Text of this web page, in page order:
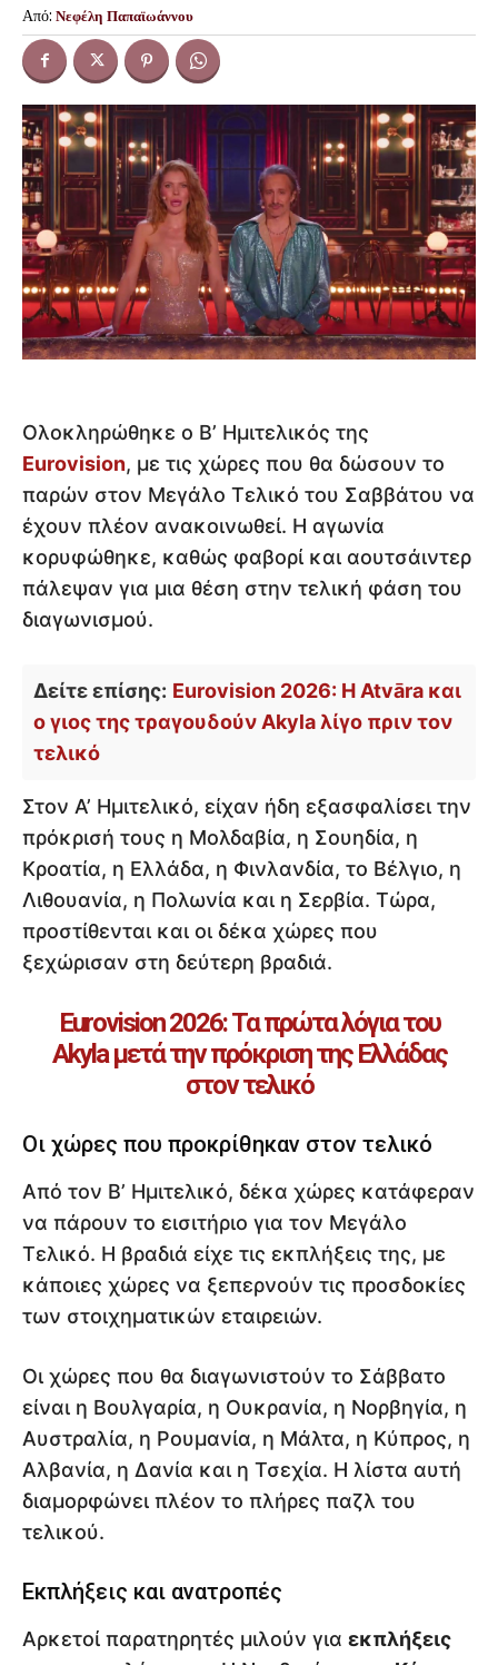
Από: Νεφέλη Παπαϊωάννου
Ολοκληρώθηκε ο Β’ Ημιτελικός της
Eurovision, με τις χώρες που θα δώσουν το
παρών στον Μεγάλο Τελικό του Σαββάτου να
έχουν πλέον ανακοινωθεί. Η αγωνία
κορυφώθηκε, καθώς φαβορί και αουτσάιντερ
πάλεψαν για μια θέση στην τελική φάση του
διαγωνισμού.
Δείτε επίσης: Eurovision 2026: Η Atvāra και
ο γιος της τραγουδούν Akyla λίγο πριν τον
τελικό
Στον Α’ Ημιτελικό, είχαν ήδη εξασφαλίσει την
πρόκρισή τους η Μολδαβία, η Σουηδία, η
Κροατία, η Ελλάδα, η Φινλανδία, το Βέλγιο, η
Λιθουανία, η Πολωνία και η Σερβία. Τώρα,
προστίθενται και οι δέκα χώρες που
ξεχώρισαν στη δεύτερη βραδιά.
Eurovision 2026: Τα πρώτα λόγια του
Akyla μετά την πρόκριση της Ελλάδας
στον τελικό
Οι χώρες που προκρίθηκαν στον τελικό
Από τον Β’ Ημιτελικό, δέκα χώρες κατάφεραν
να πάρουν το εισιτήριο για τον Μεγάλο
Τελικό. Η βραδιά είχε τις εκπλήξεις της, με
κάποιες χώρες να ξεπερνούν τις προσδοκίες
των στοιχηματικών εταιρειών.
Οι χώρες που θα διαγωνιστούν το Σάββατο
είναι η Βουλγαρία, η Ουκρανία, η Νορβηγία, η
Αυστραλία, η Ρουμανία, η Μάλτα, η Κύπρος, η
Αλβανία, η Δανία και η Τσεχία. Η λίστα αυτή
διαμορφώνει πλέον το πλήρες παζλ του
τελικού.
Εκπλήξεις και ανατροπές
Αρκετοί παρατηρητές μιλούν για εκπλήξεις